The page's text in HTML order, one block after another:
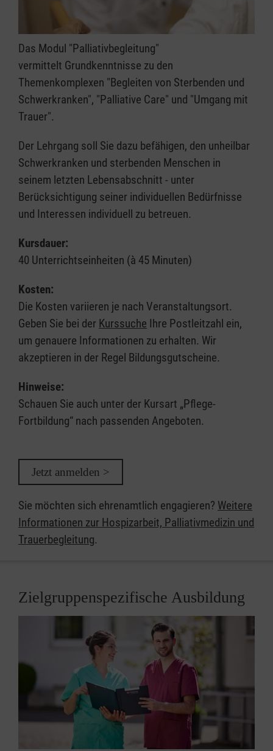
Das Modul "Palliativbegleitung"
vermittelt Grundkenntnisse zu den
Themenkomplexen "Begleiten von Sterbenden und
Schwerkranken", "Palliative Care" und "Umgang mit
Trauer".
Der Lehrgang soll Sie dazu befähigen, den unheilbar
Schwerkranken und sterbenden Menschen in
seinem letzten Lebensabschnitt - unter
Berücksichtigung seiner individuellen Bedürfnisse
und Interessen individuell zu betreuen.
Kursdauer:
40 Unterrichtseinheiten (à 45 Minuten)
Kosten:
Die Kosten variieren je nach Veranstaltungsort.
Geben Sie bei der Kurssuche Ihre Postleitzahl ein,
um genauere Informationen zu erhalten. Wir
akzeptieren in der Regel Bildungsgutscheine.
Hinweise:
Schauen Sie auch unter der Kursart „Pflege-
Fortbildung“ nach passenden Angeboten.
Jetzt anmelden >
Sie möchten sich ehrenamtlich engagieren? Weitere
Informationen zur Hospizarbeit, Palliativmedizin und
Trauerbegleitung​​​​​​​.
Zielgruppenspezifische Ausbildung